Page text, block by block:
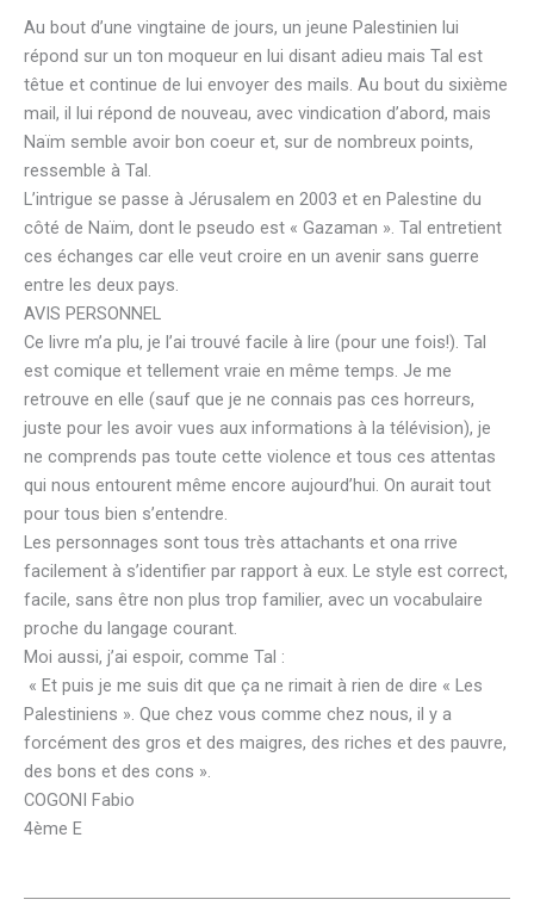
Au bout d’une vingtaine de jours, un jeune Palestinien lui
répond sur un ton moqueur en lui disant adieu mais Tal est
têtue et continue de lui envoyer des mails. Au bout du sixième
mail, il lui répond de nouveau, avec vindication d’abord, mais
Naïm semble avoir bon coeur et, sur de nombreux points,
ressemble à Tal.
L’intrigue se passe à Jérusalem en 2003 et en Palestine du
côté de Naïm, dont le pseudo est « Gazaman ». Tal entretient
ces échanges car elle veut croire en un avenir sans guerre
entre les deux pays.
AVIS PERSONNEL
Ce livre m’a plu, je l’ai trouvé facile à lire (pour une fois!). Tal
est comique et tellement vraie en même temps. Je me
retrouve en elle (sauf que je ne connais pas ces horreurs,
juste pour les avoir vues aux informations à la télévision), je
ne comprends pas toute cette violence et tous ces attentas
qui nous entourent même encore aujourd’hui. On aurait tout
pour tous bien s’entendre.
Les personnages sont tous très attachants et ona rrive
facilement à s’identifier par rapport à eux. Le style est correct,
facile, sans être non plus trop familier, avec un vocabulaire
proche du langage courant.
Moi aussi, j’ai espoir, comme Tal :
« Et puis je me suis dit que ça ne rimait à rien de dire « Les
Palestiniens ». Que chez vous comme chez nous, il y a
forcément des gros et des maigres, des riches et des pauvre,
des bons et des cons ».
COGONI Fabio
4ème E